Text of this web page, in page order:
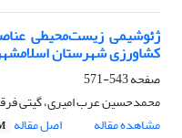
ژئوشیمی زیست‌محیطی
کشاورزی شهرستان
صفحه543-571
محمدحسین عرب امیری، گیتی
مشاهده مقاله
اصل مقاله